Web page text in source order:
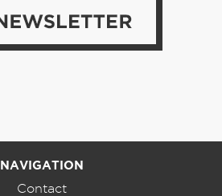
NAVIGATION
Contact